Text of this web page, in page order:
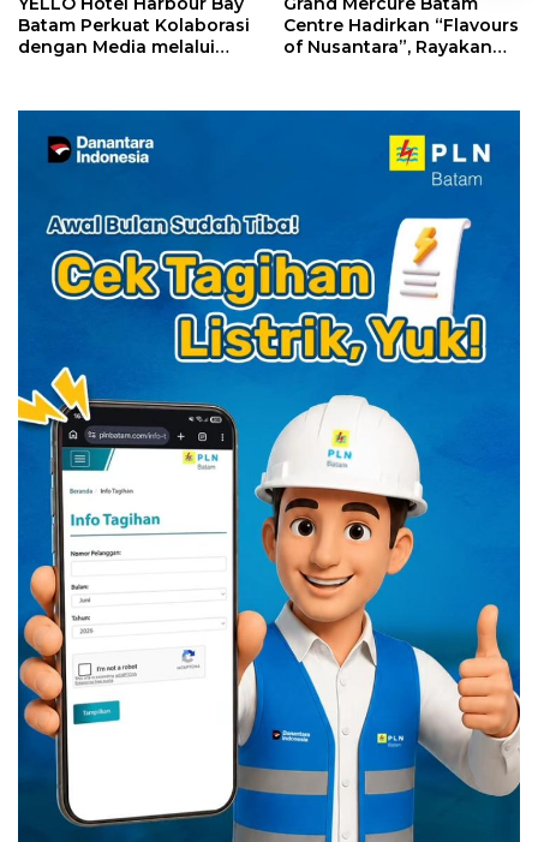
Batam Perkuat Kolaborasi
dengan Media melalui
Centre Hadirkan “Flavours
of Nusantara”, Rayakan